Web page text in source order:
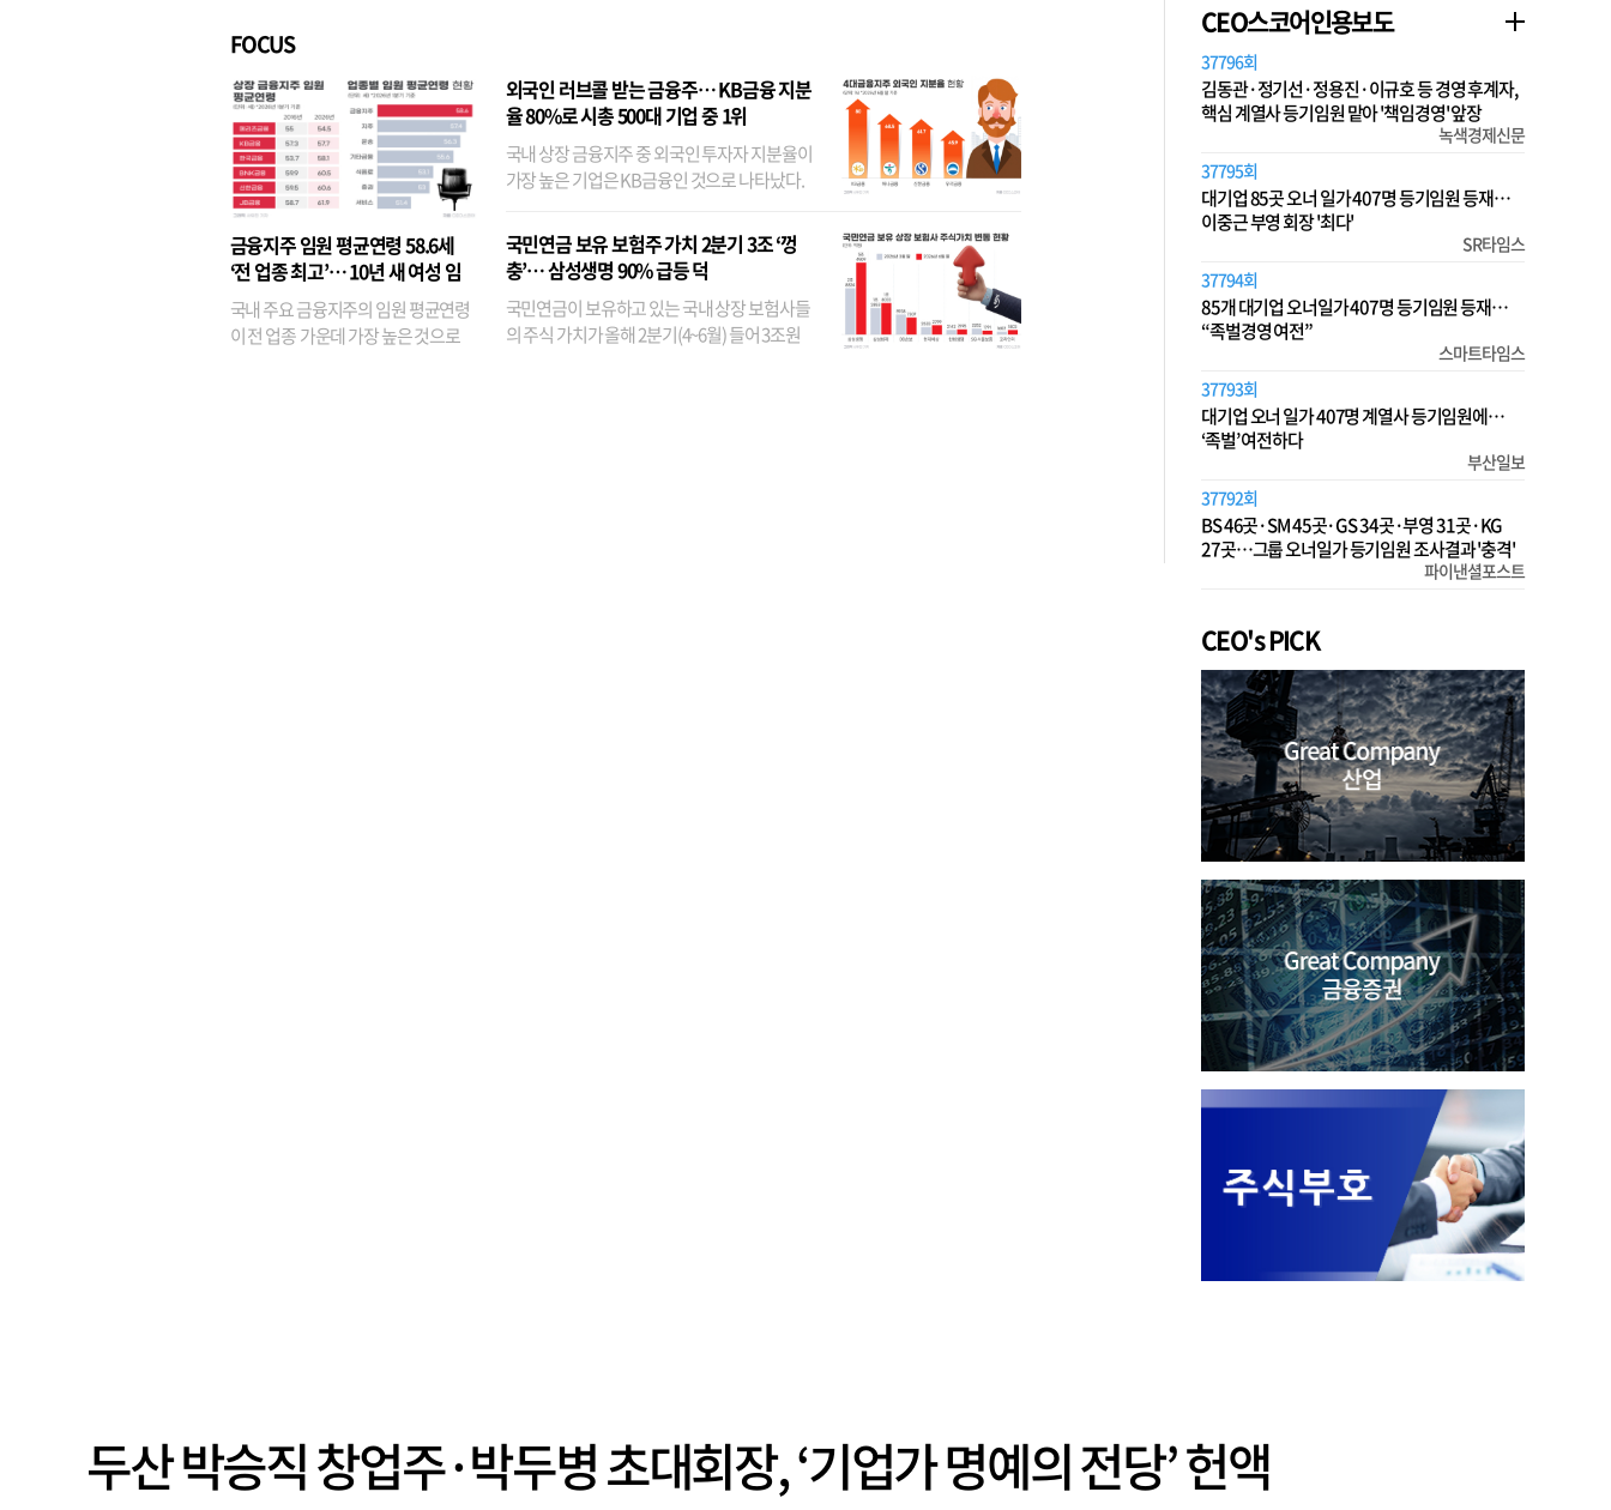
FOCUS
금융지주 임원 평균연령 58.6세
‘전 업종 최고’… 10년 새 여성 임
원은 14배 껑충
국내 주요 금융지주의 임원 평균연령
이 전 업종 가운데 가장 높은 것으로
외국인 러브콜 받는 금융주… KB금융 지분
율 80%로 시총 500대 기업 중 1위
국내 상장 금융지주 중 외국인 투자자 지분율이
가장 높은 기업은 KB금융인 것으로 나타났다.
융이었다. 특히 KB금융은 지난달 말 기준 해외
기관투자자 지분율이...
국민연금 보유 보험주 가치 2분기 3조 ‘껑
충’… 삼성생명 90% 급등 덕
국민연금이 보유하고 있는 국내 상장 보험사들
의 주식 가치가 올해 2분기(4~6월) 들어 3조원
CEO스코어인용보도
37796회
김동관·정기선·정용진·이규호 등 경영 후계자,
핵심 계열사 등기임원 맡아 '책임경영' 앞장
녹색경제신문
37795회
대기업 85곳 오너 일가 407명 등기임원 등재…
이중근 부영 회장 '최다'
SR타임스
37794회
85개 대기업 오너일가 407명 등기임원 등재…
“족벌경영 여전”
스마트타임스
37793회
대기업 오너 일가 407명 계열사 등기임원에…
‘족벌’ 여전하다
부산일보
37792회
BS 46곳·SM 45곳·GS 34곳·부영 31곳·KG
27곳…그룹 오너일가 등기임원 조사결과 '충격'
파이낸셜포스트
CEO's PICK
두산 박승직 창업주·박두병 초대회장, ‘기업가 명예의 전당’ 헌액